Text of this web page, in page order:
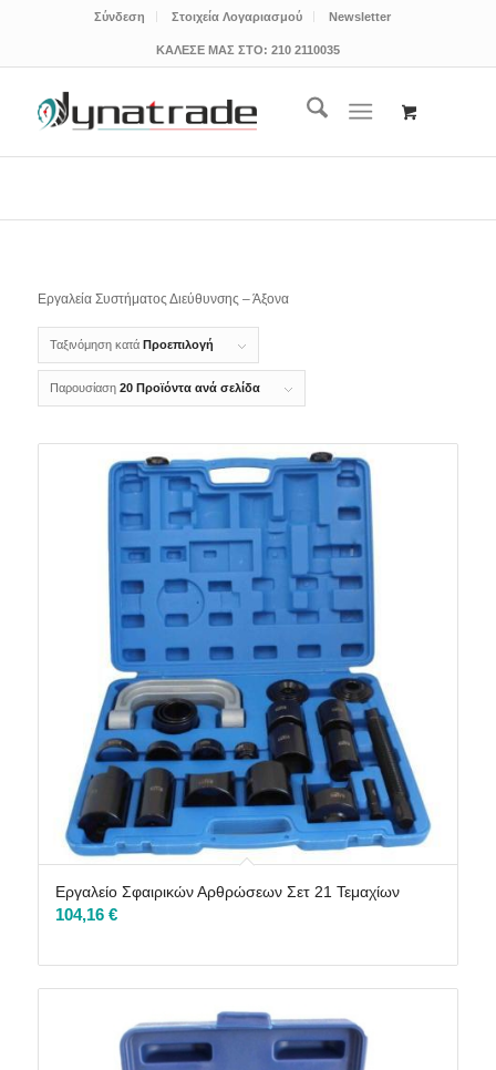
Σύνδεση Στοιχεία Λογαριασμού Newsletter
ΚΑΛΕΣΕ ΜΑΣ ΣΤΟ: 210 2110035
Εργαλεία Συστήματος Διεύθυνσης – Άξονα
Ταξινόμηση κατά Προεπιλογή
Παρουσίαση 20 Προϊόντα ανά σελίδα
Εργαλείο Σφαιρικών Αρθρώσεων Σετ 21 Τεμαχίων
104,16 €